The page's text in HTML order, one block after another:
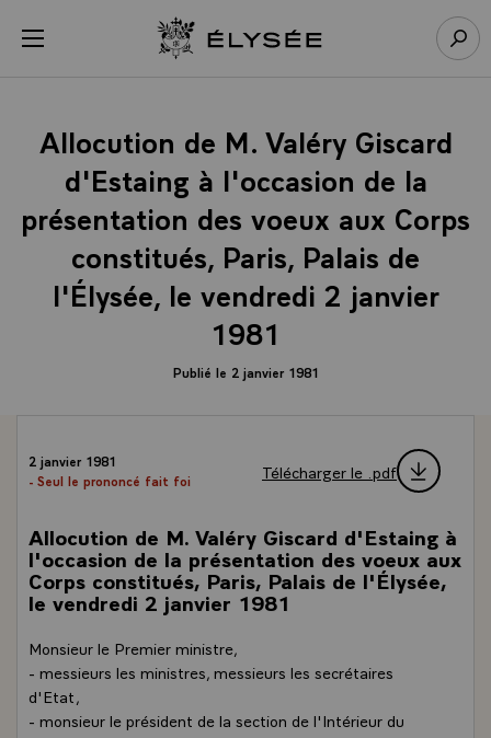
menu Retour à l’accueil Élysée
Allocution de M. Valéry Giscard
d'Estaing à l'occasion de la
présentation des voeux aux Corps
constitués, Paris, Palais de
l'Élysée, le vendredi 2 janvier
1981
Publié le 2 janvier 1981
2 janvier 1981
- Seul le prononcé fait foi
Télécharger le .pdf
Allocution de M. Valéry Giscard d'Estaing à
l'occasion de la présentation des voeux aux
Corps constitués, Paris, Palais de l'Élysée,
le vendredi 2 janvier 1981
Monsieur le Premier ministre,
- messieurs les ministres, messieurs les secrétaires
d'Etat,
- monsieur le président de la section de l'Intérieur du
Panneau de gestion des cookies